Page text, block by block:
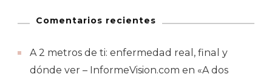
Comentarios recientes
A 2 metros de ti: enfermedad real, final y
dónde ver – InformeVision.com en «A dos